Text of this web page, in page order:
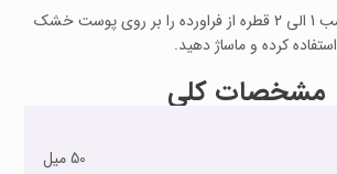
روزانه دوبار، صبح و شب 1 الی 2 قطره از فراورده را بر روی پوست خشک
کرده و ماساژ دهید.
مشخصات کلی
50 میل